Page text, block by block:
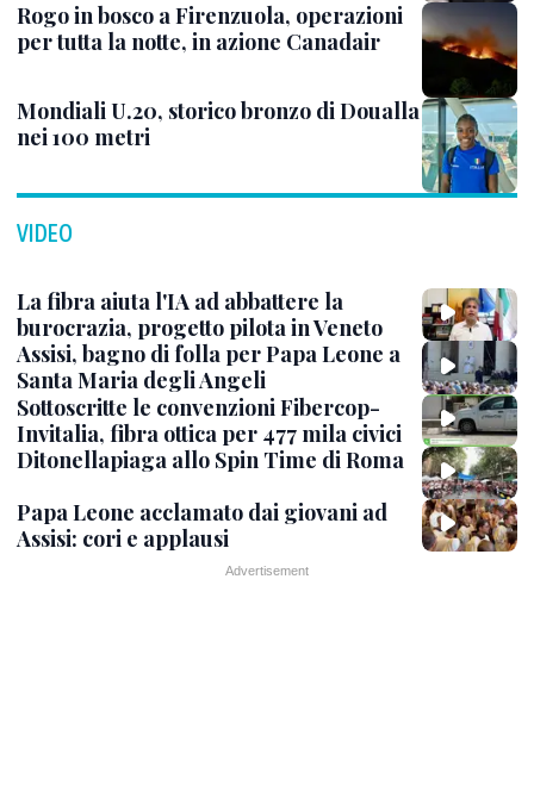
Rogo in bosco a Firenzuola, operazioni
per tutta la notte, in azione Canadair
Mondiali U.20, storico bronzo di Doualla
nei 100 metri
VIDEO
La fibra aiuta l'IA ad abbattere la
burocrazia, progetto pilota in Veneto
Assisi, bagno di folla per Papa Leone a
Santa Maria degli Angeli
Sottoscritte le convenzioni Fibercop-
Invitalia, fibra ottica per 477 mila civici
Ditonellapiaga allo Spin Time di Roma
Papa Leone acclamato dai giovani ad
Assisi: cori e applausi